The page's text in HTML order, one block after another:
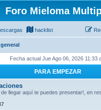
Foro Mieloma
hacklist
Fecha actual Jue Ago 06, 2026 11:33
PARA EMPEZAR
llegar aquí te puedes presentar!, en